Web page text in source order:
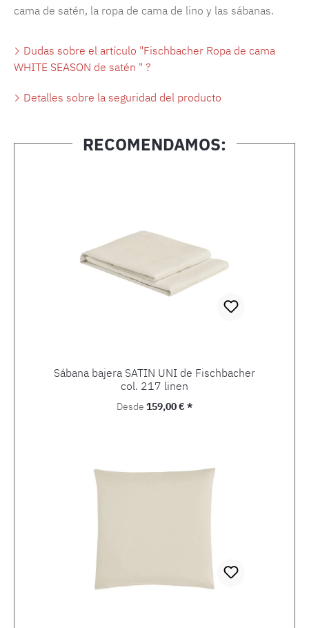
cama de satén, la ropa de cama de lino y las sábanas.
Dudas sobre el artículo "Fischbacher Ropa de cama
WHITE SEASON de satén " ?
Detalles sobre la seguridad del producto
RECOMENDAMOS:
Sábana bajera SATIN UNI de Fischbacher
col. 217 linen
Precio normal:
Desde 159,00 € *